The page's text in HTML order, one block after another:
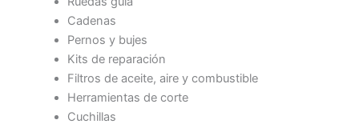
Cadenas
Pernos y bujes
Kits de reparación
Filtros de aceite, aire y combustible
Herramientas de corte
Cuchillas